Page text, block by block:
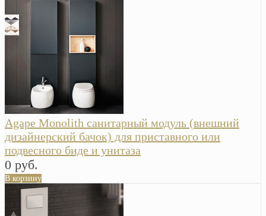
Agape Monolith санитарный модуль (внешний
дизайнерский бачок) для приставного или
подвесного биде и унитаза
0 руб.
В корзину